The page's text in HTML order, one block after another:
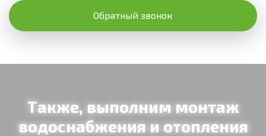
Обратный звонок
Также, выполним монтаж
водоснабжения и отопления